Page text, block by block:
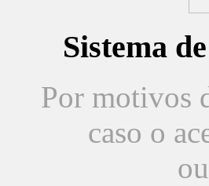
Sistema
Por motivos
caso o